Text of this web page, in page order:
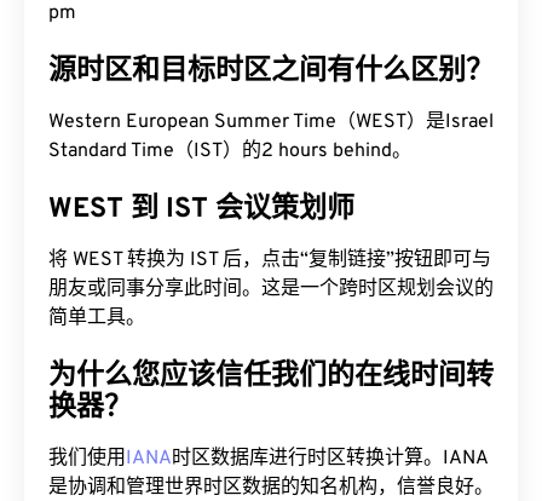
pm
源时区和目标时区之间有什么区别？
Western European Summer Time（WEST）是Israel
Standard Time（IST）的2 hours behind。
WEST 到 IST 会议策划师
将 WEST 转换为 IST 后，点击“复制链接”按钮即可与
朋友或同事分享此时间。这是一个跨时区规划会议的
简单工具。
为什么您应该信任我们的在线时间转
换器？
我们使用IANA时区数据库进行时区转换计算。IANA
是协调和管理世界时区数据的知名机构，信誉良好。